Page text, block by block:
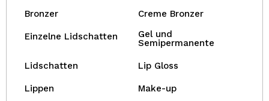
Bronzer Creme Bronzer
Einzelne Lidschatten
Gel und
Semipermanente
Lidschatten Lip Gloss
Lippen Make-up